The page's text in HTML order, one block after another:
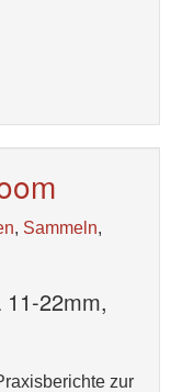
, Sammeln,
11-22mm,
zur